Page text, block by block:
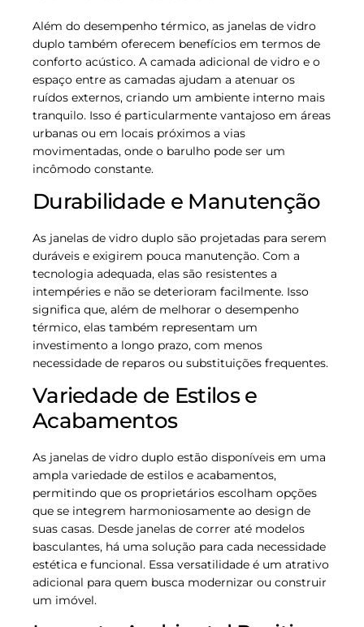
Além do desempenho térmico, as janelas de vidro
duplo também oferecem benefícios em termos de
conforto acústico. A camada adicional de vidro e o
espaço entre as camadas ajudam a atenuar os
ruídos externos, criando um ambiente interno mais
tranquilo. Isso é particularmente vantajoso em áreas
urbanas ou em locais próximos a vias
movimentadas, onde o barulho pode ser um
incômodo constante.
Durabilidade e Manutenção
As janelas de vidro duplo são projetadas para serem
duráveis e exigirem pouca manutenção. Com a
tecnologia adequada, elas são resistentes a
intempéries e não se deterioram facilmente. Isso
significa que, além de melhorar o desempenho
térmico, elas também representam um
investimento a longo prazo, com menos
necessidade de reparos ou substituições frequentes.
Variedade de Estilos e
Acabamentos
As janelas de vidro duplo estão disponíveis em uma
ampla variedade de estilos e acabamentos,
permitindo que os proprietários escolham opções
que se integrem harmoniosamente ao design de
suas casas. Desde janelas de correr até modelos
basculantes, há uma solução para cada necessidade
estética e funcional. Essa versatilidade é um atrativo
adicional para quem busca modernizar ou construir
um imóvel.